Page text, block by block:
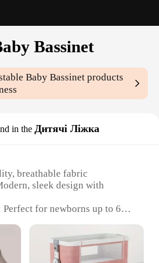
Bassinet
Baby Bassinet products
in the Дитячі Ліжка
breathable fabric
sleek design with
Perfect for newborns up to 6
Ideal for co-sleeping or
or Quantity: Compact and